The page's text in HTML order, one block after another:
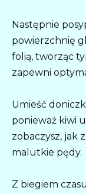
Następnie
powierzchnię
folią, tworząc
zapewni
Umieść
ponieważ kiwi
zobaczysz, jak
malutkie pędy.
Z biegiem